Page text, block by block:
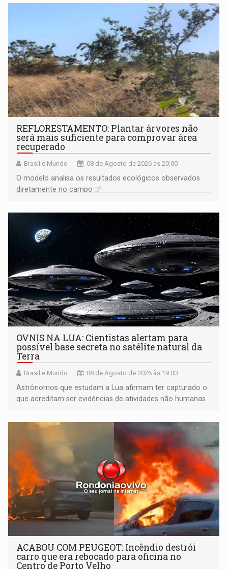
REFLORESTAMENTO: Plantar árvores não
será mais suficiente para comprovar área
recuperado
Brasil e Mundo 08 de Agosto de 2026 às 20:00
O modelo analisa os resultados ecológicos observados
diretamente no campo
OVNIS NA LUA: Cientistas alertam para
possível base secreta no satélite natural da
Terra
Brasil e Mundo 08 de Agosto de 2026 às 19:00
Astrônomos que estudam a Lua afirmam ter capturado o
que acreditam ser evidências de atividades não humanas
órbita
ACABOU COM PEUGEOT: Incêndio destrói
carro que era rebocado para oficina no
Centro de Porto Velho